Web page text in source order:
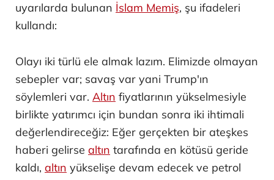
uyarılarda bulunan İslam Memiş, şu ifadeleri
kullandı:
Olayı iki türlü ele almak lazım. Elimizde olmayan
sebepler var; savaş var yani Trump'ın
söylemleri var. Altın fiyatlarının yükselmesiyle
birlikte yatırımcı için bundan sonra iki ihtimali
değerlendireceğiz: Eğer gerçekten bir ateşkes
haberi gelirse altın tarafında en kötüsü geride
kaldı, altın yükselişe devam edecek ve petrol